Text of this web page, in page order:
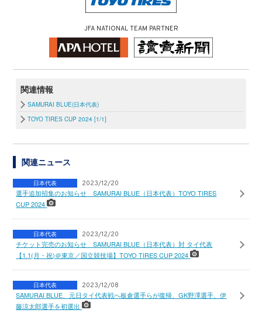
JFA NATIONAL TEAM PARTNER
関連情報
SAMURAI BLUE(日本代表)
TOYO TIRES CUP 2024 [1/1]
関連ニュース
日本代表 2023/12/20
選手追加招集のお知らせ SAMURAI BLUE（日本代表）TOYO TIRES
CUP 2024
日本代表 2023/12/20
チケット完売のお知らせ SAMURAI BLUE（日本代表）対 タイ代表
【1.1(月・祝)＠東京／国立競技場】TOYO TIRES CUP 2024
日本代表 2023/12/08
SAMURAI BLUE、元日タイ代表戦へ板倉選手らが復帰、GK野澤選手、伊
藤涼太郎選手を初選出